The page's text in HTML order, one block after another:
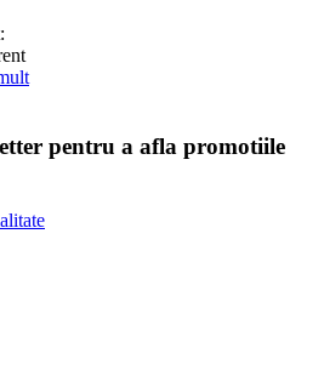
pentru a afla promotiile